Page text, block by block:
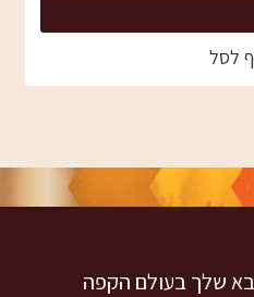
לסל
שלך בעולם הקפה